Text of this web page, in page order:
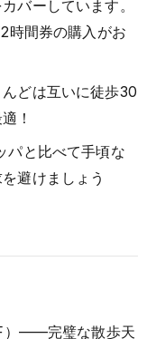
バーしています。
時間券の購入がお
どは互いに徒歩30
！
パと比べて手頃な
避けましょう
）——完璧な散歩天